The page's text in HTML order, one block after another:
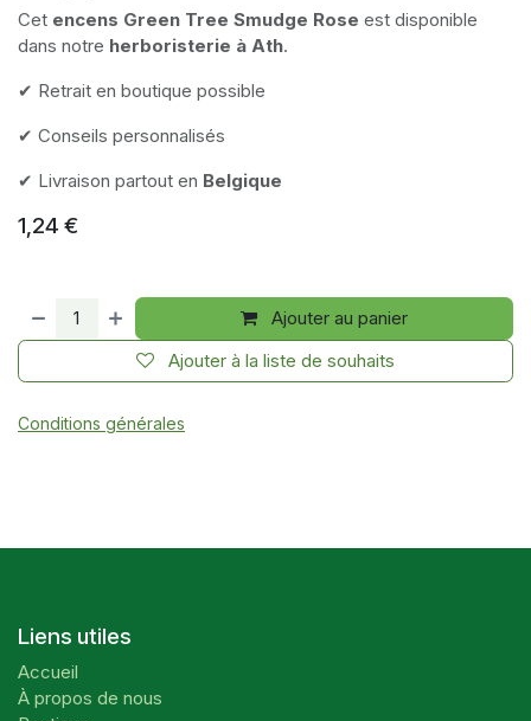
Cet encens Green Tree Smudge Rose est disponible
dans notre herboristerie à Ath.
✔ Retrait en boutique possible
✔ Conseils personnalisés
✔ Livraison partout en Belgique
1,24 €
Ajouter au panier
Ajouter à la liste de souhaits
Conditions générales
Liens utiles
Accueil
À propos de nous